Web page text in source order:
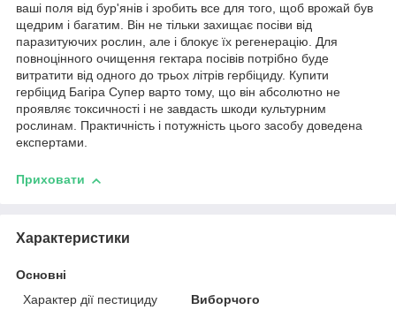
ваші поля від бур'янів і зробить все для того, щоб врожай був
щедрим і багатим. Він не тільки захищає посіви від
паразитуючих рослин, але і блокує їх регенерацію. Для
повноцінного очищення гектара посівів потрібно буде
витратити від одного до трьох літрів гербіциду. Купити
гербіцид Багіра Супер варто тому, що він абсолютно не
проявляє токсичності і не завдасть шкоди культурним
рослинам. Практичність і потужність цього засобу доведена
експертами.
Приховати
Характеристики
Основні
Характер дії пестициду
Виборчого